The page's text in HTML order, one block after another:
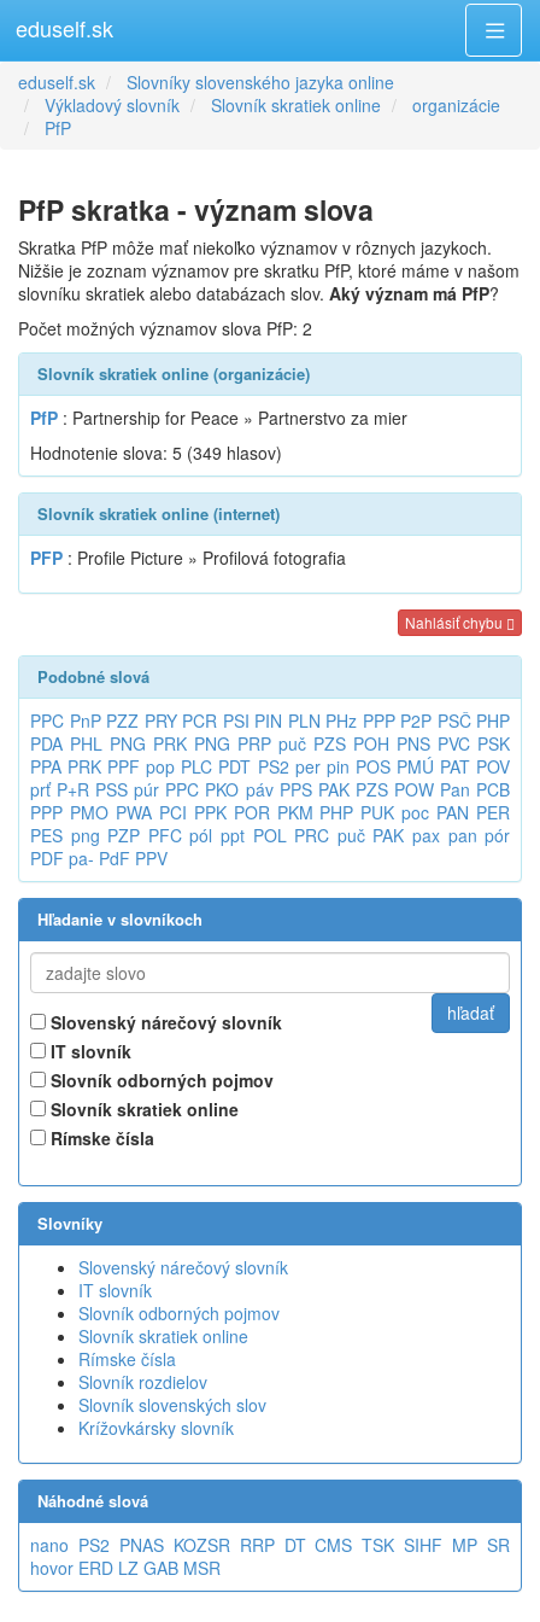
eduself.sk
eduself.sk
Slovníky slovenského jazyka online
Výkladový slovník
Slovník skratiek online
organizácie
PfP
PfP skratka - význam slova
Skratka PfP môže mať niekoľko významov v rôznych jazykoch.
Nižšie je zoznam významov pre skratku PfP, ktoré máme v našom
slovníku skratiek alebo databázach slov. Aký význam má PfP?
Počet možných významov slova PfP: 2
Slovník skratiek online (organizácie)
PfP : Partnership for Peace » Partnerstvo za mier
Hodnotenie slova: 5 (349 hlasov)
Slovník skratiek online (internet)
PFP : Profile Picture » Profilová fotografia
Nahlásiť chybu
Podobné slová
PPC PnP PZZ PRY PCR PSI PIN PLN PHz PPP P2P PSČ PHP
PDA PHL PNG PRK PNG PRP puč PZS POH PNS PVC PSK
PPA PRK PPF pop PLC PDT PS2 per pin POS PMÚ PAT POV
prť P+R PSS púr PPC PKO páv PPS PAK PZS POW Pan PCB
PPP PMO PWA PCI PPK POR PKM PHP PUK poc PAN PER
PES png PZP PFC pól ppt POL PRC puč PAK pax pan pór
PDF pa- PdF PPV
Hľadanie v slovníkoch
Slovenský nárečový slovník
IT slovník
Slovník odborných pojmov
Slovník skratiek online
Rímske čísla
Slovníky
Slovenský nárečový slovník
IT slovník
Slovník odborných pojmov
Slovník skratiek online
Rímske čísla
Slovník rozdielov
Slovník slovenských slov
Krížovkársky slovník
Náhodné slová
nano PS2 PNAS KOZSR RRP DT CMS TSK SIHF MP SR
hovor ERD LZ GAB MSR